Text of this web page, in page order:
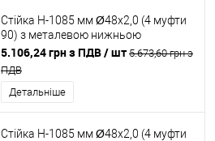
Стійка H-1085 мм Ø48x2,0 (4 муфти
90) з металевою нижньою
накладкою - хром блиск
5.106,24 грн з ПДВ/ шт 5.673,60 грн з
ПДВ
Детальніше
Стійка H-1085 мм Ø48x2,0 (4 муфти